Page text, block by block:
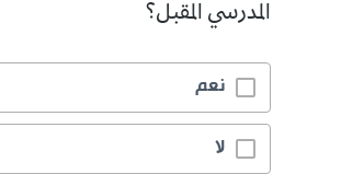
المدرسي المقبل؟
نعم
لا